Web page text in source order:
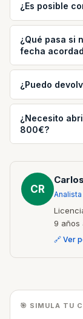
¿Es posible
¿Qué pasa si
fecha
¿Puedo
¿Necesito
800€?
CR
9 años
🔗 Ver
🎯 SIMULA TU